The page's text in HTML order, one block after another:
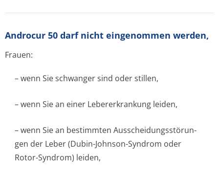
Androcur 50 darf nicht eingenommen werden,
Frauen:
– wenn Sie schwanger sind oder stillen,
– wenn Sie an einer Lebererkrankung leiden,
– wenn Sie an bestimmten Ausscheidungsstörun­
gen der Leber (Dubin-Johnson-Syndrom oder
Rotor-Syndrom) leiden,